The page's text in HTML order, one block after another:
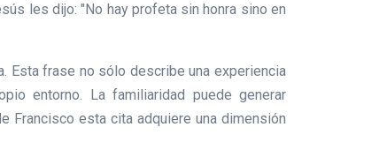
les dijo: "No hay profeta sin honra sino en
Esta frase no sólo describe una experiencia
entorno. La familiaridad puede generar
esta cita adquiere una dimensión